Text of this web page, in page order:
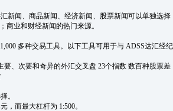
新闻、商品新闻、经济新闻、股票新闻可以单独选择
商业和财经新闻的热门来源。
多种交易工具。以下工具可用于与 ADSS达汇经纪
要、次要和奇异的外汇交叉盘 23个指数 数百种股票差
。
，而最大杠杆为 1:500。